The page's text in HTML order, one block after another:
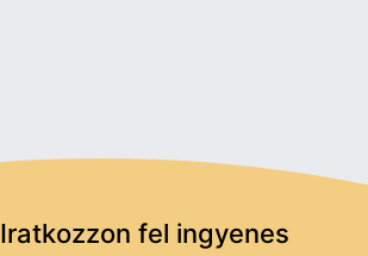
Iratkozzon fel ingyenes